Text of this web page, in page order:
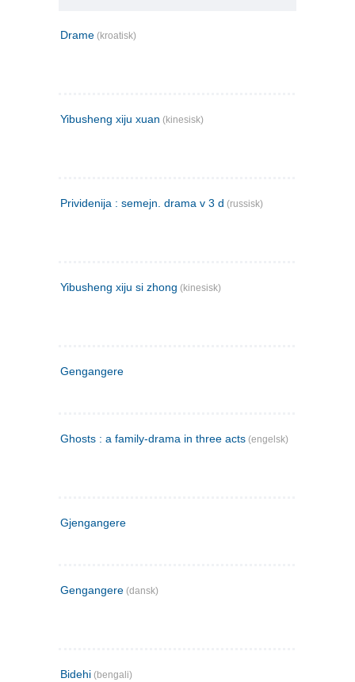
Drame (kroatisk)
Yibusheng xiju xuan (kinesisk)
Prividenija : semejn. drama v 3 d (russisk)
Yibusheng xiju si zhong (kinesisk)
Gengangere
Ghosts : a family-drama in three acts (engelsk)
Gjengangere
Gengangere (dansk)
Bidehi (bengali)